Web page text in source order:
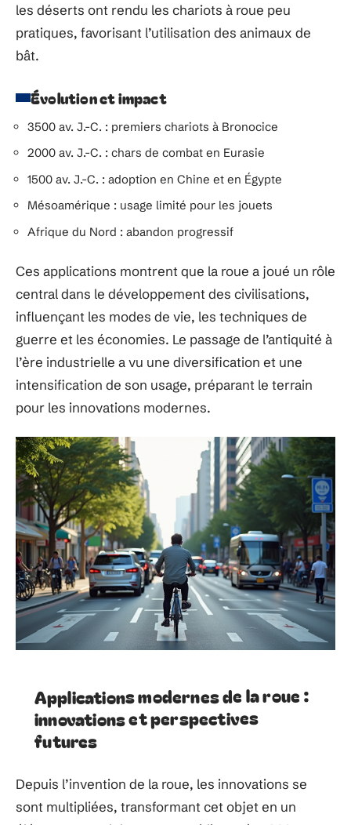
les déserts ont rendu les chariots à roue peu
pratiques, favorisant l’utilisation des animaux de
bât.
Évolution et impact
3500 av. J.-C. : premiers chariots à Bronocice
2000 av. J.-C. : chars de combat en Eurasie
1500 av. J.-C. : adoption en Chine et en Égypte
Mésoamérique : usage limité pour les jouets
Afrique du Nord : abandon progressif
Ces applications montrent que la roue a joué un rôle
central dans le développement des civilisations,
influençant les modes de vie, les techniques de
guerre et les économies. Le passage de l’antiquité à
l’ère industrielle a vu une diversification et une
intensification de son usage, préparant le terrain
pour les innovations modernes.
Applications modernes de la roue :
innovations et perspectives
futures
Depuis l’invention de la roue, les innovations se
sont multipliées, transformant cet objet en un